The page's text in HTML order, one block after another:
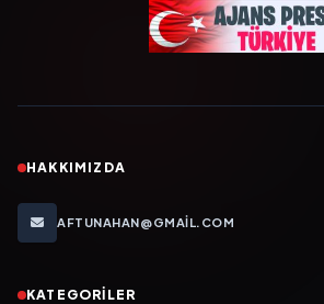
HAKKIMIZDA
AFTUNAHAN@GMAIL.COM
KATEGORILER